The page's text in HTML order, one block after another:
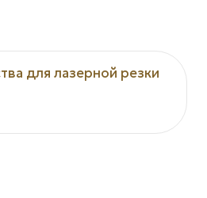
для лазерной резки